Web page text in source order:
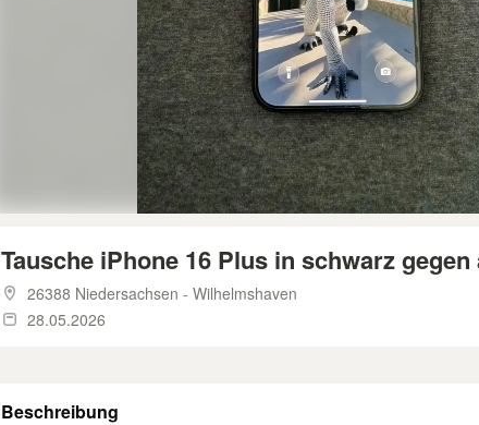
Tausche iPhone 16 Plus in schwarz
26388 Niedersachsen - Wilhelmshaven
28.05.2026
Beschreibung